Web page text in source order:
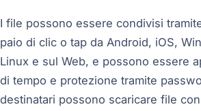
I file possono essere condivisi
paio di clic o tap da Android, iOS,
Linux e sul Web, e possono essere
di tempo e protezione tramite
destinatari possono scaricare file